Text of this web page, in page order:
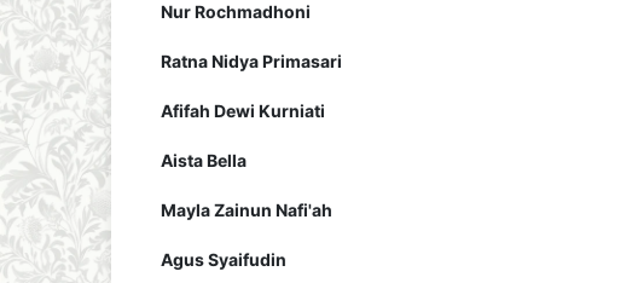
Nur Rochmadhoni
Ratna Nidya Primasari
Afifah Dewi Kurniati
Aista Bella
Mayla Zainun Nafi'ah
Agus Syaifudin